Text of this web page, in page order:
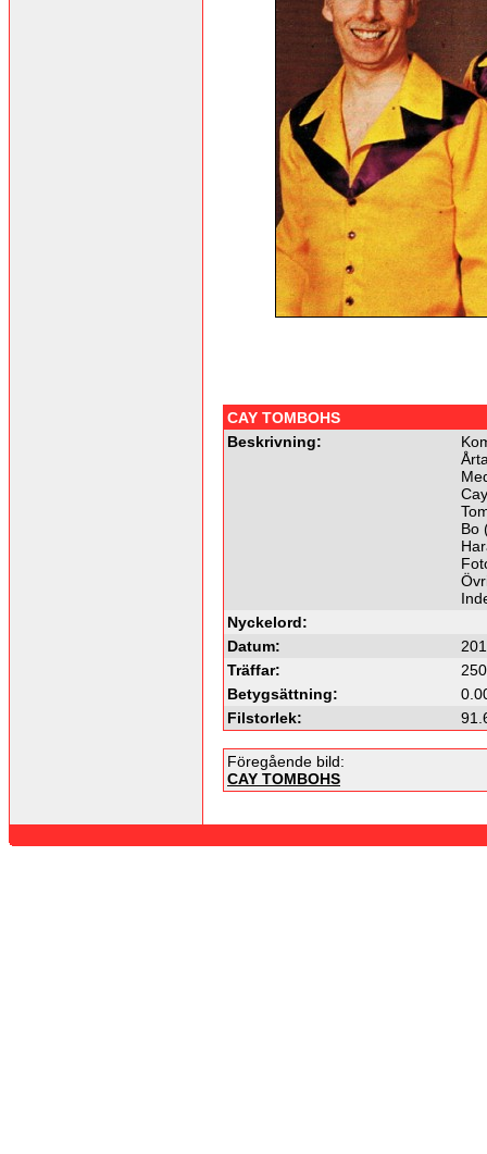
CAY TOMBOHS
Beskrivning:
Bo
Nyckelord:
Datum:
Träffar:
Betygsättning:
Filstorlek:
Föregående bild:
CAY TOMBOHS